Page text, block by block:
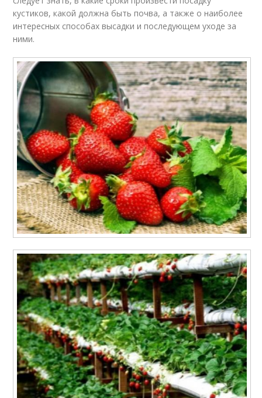
кустиков, какой должна быть почва, а также о наиболее
интересных способах высадки и последующем уходе за
ними.